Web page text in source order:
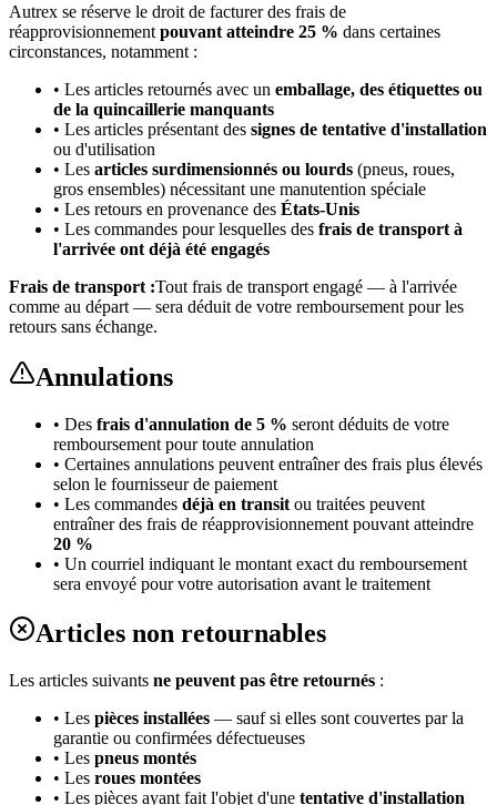
Autrex se réserve le droit de facturer des frais de
réapprovisionnement pouvant atteindre 25 % dans certaines
circonstances, notamment :
• Les articles retournés avec un emballage, des étiquettes ou
de la quincaillerie manquants
• Les articles présentant des signes de tentative d'installation
ou d'utilisation
• Les articles surdimensionnés ou lourds (pneus, roues,
gros ensembles) nécessitant une manutention spéciale
• Les retours en provenance des États-Unis
• Les commandes pour lesquelles des frais de transport à
l'arrivée ont déjà été engagés
Frais de transport :Tout frais de transport engagé — à l'arrivée
comme au départ — sera déduit de votre remboursement pour les
retours sans échange.
Annulations
• Des frais d'annulation de 5 % seront déduits de votre
remboursement pour toute annulation
• Certaines annulations peuvent entraîner des frais plus élevés
selon le fournisseur de paiement
• Les commandes déjà en transit ou traitées peuvent
entraîner des frais de réapprovisionnement pouvant atteindre
20 %
• Un courriel indiquant le montant exact du remboursement
sera envoyé pour votre autorisation avant le traitement
Articles non retournables
Les articles suivants ne peuvent pas être retournés :
• Les pièces installées — sauf si elles sont couvertes par la
garantie ou confirmées défectueuses
• Les pneus montés
• Les roues montées
• Les pièces ayant fait l'objet d'une tentative d'installation